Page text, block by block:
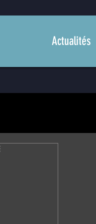
Actualités